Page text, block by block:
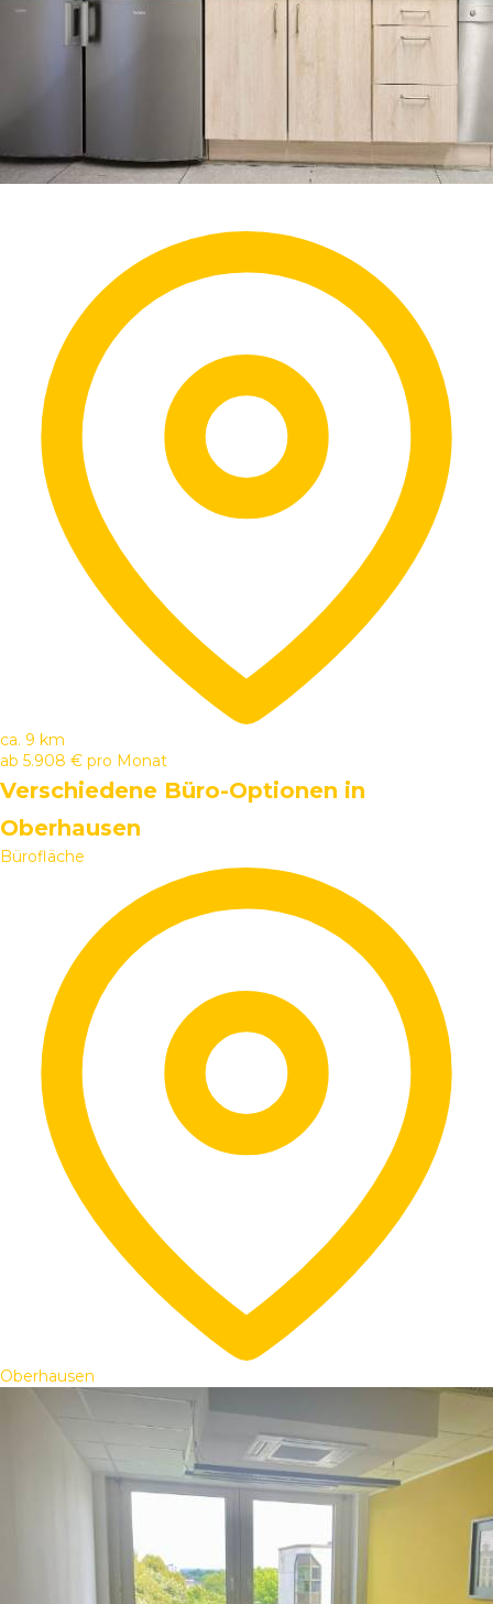
ca. 9 km
ab 5.908 € pro Monat
Verschiedene Büro-Optionen in
Oberhausen
Bürofläche
Oberhausen